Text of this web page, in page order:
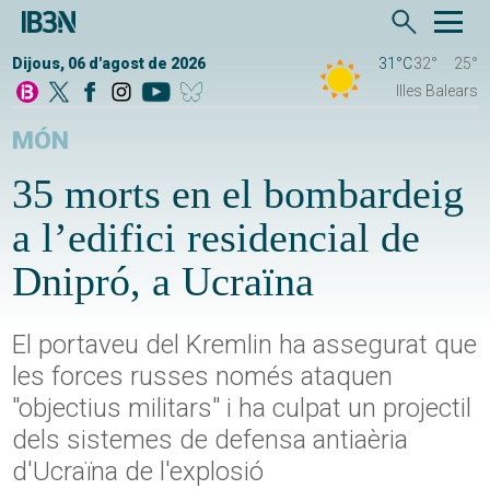
Dijous, 06 d'agost de 2026 31°C32°
25°
Illes Balears
MÓN
35 morts en el bombardeig
a l’edifici residencial de
Dnipró, a Ucraïna
El portaveu del Kremlin ha assegurat que
les forces russes només ataquen
"objectius militars" i ha culpat un projectil
dels sistemes de defensa antiaèria
d'Ucraïna de l'explosió